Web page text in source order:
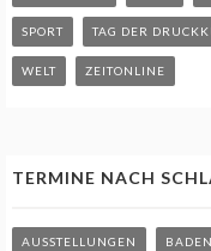
SPORT TAG DER
WELT ZEITONLINE
TERMINE NACH
AUSSTELLUNGEN